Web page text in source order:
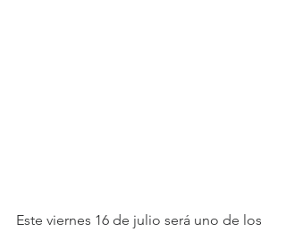
Este viernes 16 de julio será uno de los